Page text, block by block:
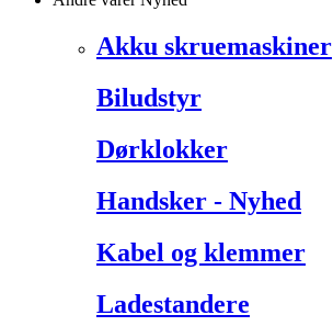
Akku skruemaskiner
Biludstyr
Dørklokker
Handsker - Nyhed
Kabel og klemmer
Ladestandere